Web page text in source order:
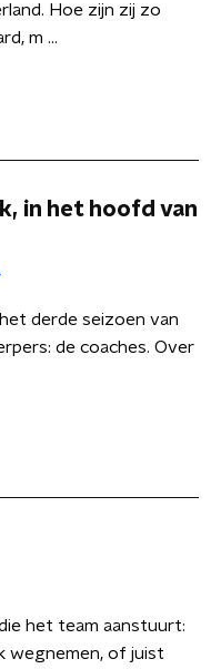
Hoe zijn zij zo
m ...
in het hoofd van
derde seizoen van
de coaches. Over
het team aanstuurt:
wegnemen, of juist